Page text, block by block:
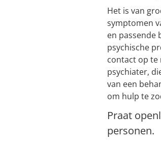
Het is van
symptomen
en passende
psychische
contact op te
psychiater,
van een
om hulp te
Praat
personen.